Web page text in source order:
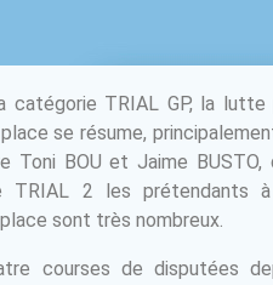
catégorie TRIAL GP, la lutte
se résume,
Toni BOU et Jaime BUSTO,
TRIAL 2 les prétendants
sont très nombreux.
courses de disputées